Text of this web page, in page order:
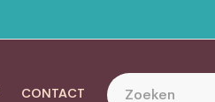
CONTACT